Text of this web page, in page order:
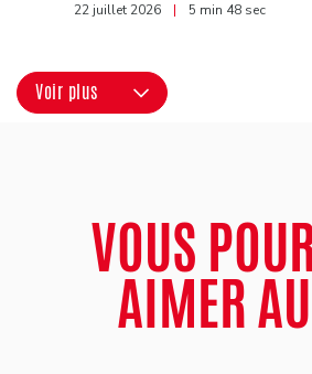
22 juillet 2026 | 5 min 48 sec
Voir plus
VOUS
AIMER